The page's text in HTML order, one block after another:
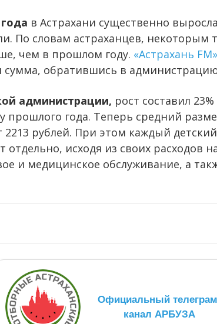
в Астрахани существенно
По словам астраханцев, некоторым
чем в прошлом году. «Астрахань FM»
сумма, обратившись в
администрации, рост составил
прошлого года. Теперь средний
2213 рублей. При этом каждый
отдельно, исходя из своих расходов
и медицинское обслуживание, а
Официальный
канал АРБУЗА